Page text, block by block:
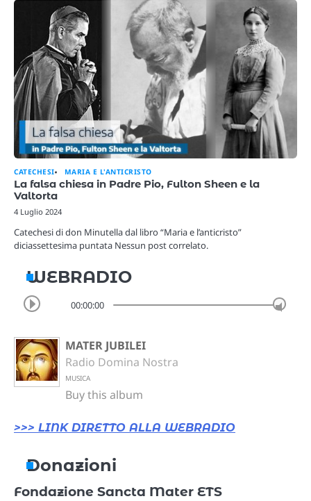
CATECHESI MARIA E L'ANTICRISTO
La falsa chiesa in Padre Pio, Fulton Sheen e la
Valtorta
4 Luglio 2024
Catechesi di don Minutella dal libro “Maria e l’anticristo”
diciassettesima puntata Nessun post correlato.
WEBRADIO
00:00:00
MATER JUBILEI
Radio Domina Nostra
MUSICA
Buy this album
>>> LINK DIRETTO ALLA WEBRADIO
Donazioni
Fondazione Sancta Mater ETS